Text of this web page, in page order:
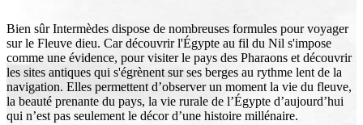
Bien sûr Intermèdes dispose de nombreuses formules pour voyager
sur le Fleuve dieu. Car découvrir l'Égypte au fil du Nil s'impose
comme une évidence, pour visiter le pays des Pharaons et découvrir
les sites antiques qui s'égrènent sur ses berges au rythme lent de la
navigation. Elles permettent d’observer un moment la vie du fleuve,
la beauté prenante du pays, la vie rurale de l’Égypte d’aujourd’hui
qui n’est pas seulement le décor d’une histoire millénaire.